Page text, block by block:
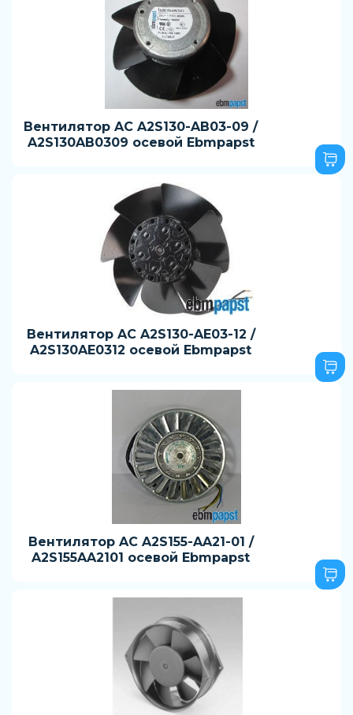
Вентилятор AC A2S130-AB03-09 /
A2S130AB0309 осевой Ebmpapst
Вентилятор AC A2S130-AE03-12 /
A2S130AE0312 осевой Ebmpapst
Вентилятор AC A2S155-AA21-01 /
A2S155AA2101 осевой Ebmpapst